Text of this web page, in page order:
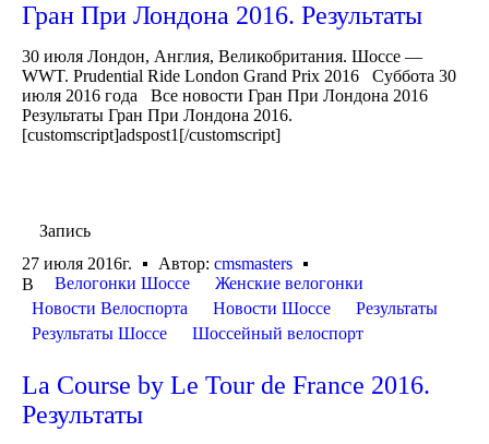
Гран При Лондона 2016. Результаты
30 июля Лондон, Англия, Великобритания. Шоссе —
WWT. Prudential Ride London Grand Prix 2016 Суббота 30
июля 2016 года Все новости Гран При Лондона 2016
Результаты Гран При Лондона 2016.
[customscript]adspost1[/customscript]
Запись
27 июля 2016г.
Автор: cmsmasters
В
Велогонки Шоссе
Женские велогонки
Новости Велоспорта
Новости Шоссе
Результаты
Результаты Шоссе
Шоссейный велоспорт
La Course by Le Tour de France 2016.
Результаты